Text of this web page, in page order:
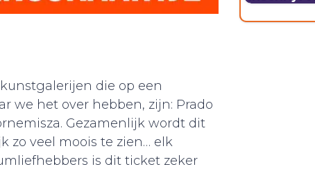
die op een
we het over hebben, zijn: Prado
Gezamenlijk wordt dit
zo veel moois te zien… elk
is dit ticket zeker